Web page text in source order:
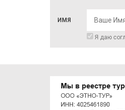
ИМЯ
Я даю